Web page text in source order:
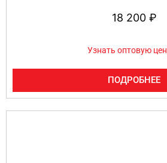
18 200 ₽
Узнать оптовую
ПОДРОБНЕЕ